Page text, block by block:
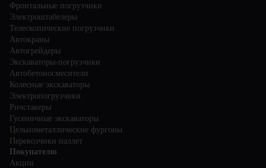
Фронтальные погрузчики
Электроштабелеры
Телескопические погрузчики
Автокраны
Автогрейдеры
Экскаваторы-погрузчики
Автобетоносмесители
Колесные экскаваторы
Электропогрузчики
Ричстакеры
Гусеничные экскаваторы
Цельнометаллические фургоны
Перевозчики паллет
Покупателю
Акции